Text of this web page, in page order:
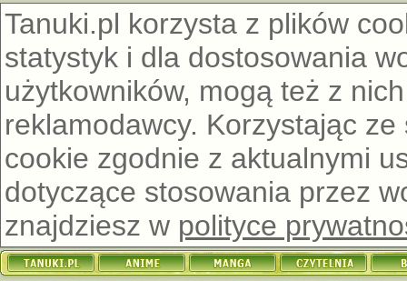
Tanuki.pl korzysta z plików
statystyk i dla dostosowania
użytkowników, mogą też z
reklamodawcy. Korzystając
cookie zgodnie z aktualnymi
dotyczące stosowania przez
znajdziesz w polityce